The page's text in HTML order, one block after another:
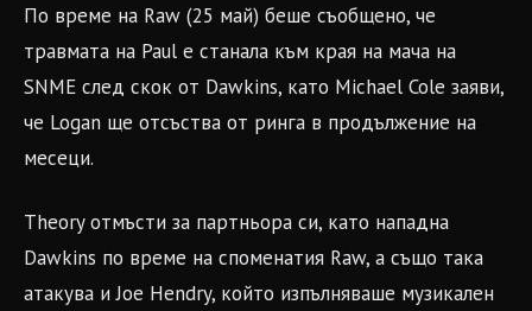
По време на Raw (25 май) беше съобщено, че
травмата на Paul е станала към края на мача на
SNME след скок от Dawkins, като Michael Cole заяви,
че Logan ще отсъства от ринга в продължение на
месеци.
Theory отмъсти за партньора си, като нападна
Dawkins по време на споменатия Raw, а също така
атакува и Joe Hendry, който изпълняваше музикален